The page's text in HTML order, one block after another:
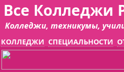
Все Колледжи
Колледжи, техникумы,
КОЛЛЕДЖИ СПЕЦИАЛЬНОСТИ